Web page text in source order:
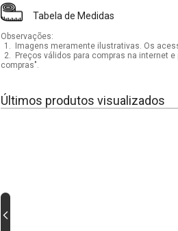
Tabela de Medidas
Observações:
1.
Imagens meramente ilustrativas. Os
2.
Preços válidos para compras na internet
compras".
Últimos produtos visualizados